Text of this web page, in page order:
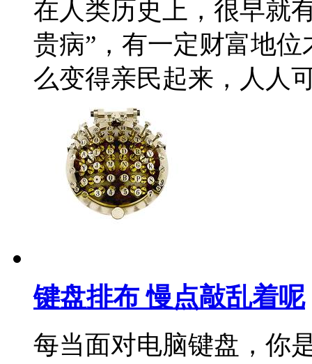
在人类历史上，很早就
贵病”，有一定财富地
么变得亲民起来，人人
键盘排布 慢点敲乱着呢
每当面对电脑键盘，你